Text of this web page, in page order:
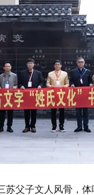
苏父子文人风骨，